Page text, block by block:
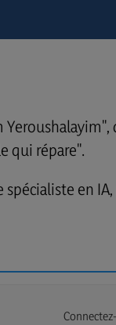
qui répare".
spécialiste en